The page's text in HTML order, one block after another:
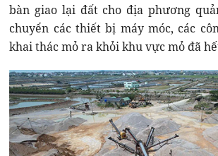
bàn giao lại đất cho địa phương
chuyển các thiết bị máy móc, các
khai thác mỏ ra khỏi khu vực mỏ đã